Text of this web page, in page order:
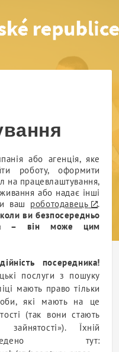
або агенція, яке
роботу, оформити
на працевлаштування,
або надає інші
ваш роботодавець
.
ви безпосередньо
– він може цим
посередника!
послуги з пошуку
мають право тільки
які мають на це
(так вони стають
Їхній
тут: